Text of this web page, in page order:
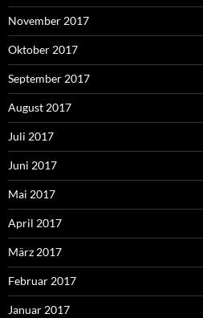
November 2017
Oktober 2017
September 2017
August 2017
Juli 2017
Juni 2017
Mai 2017
April 2017
März 2017
Februar 2017
Januar 2017